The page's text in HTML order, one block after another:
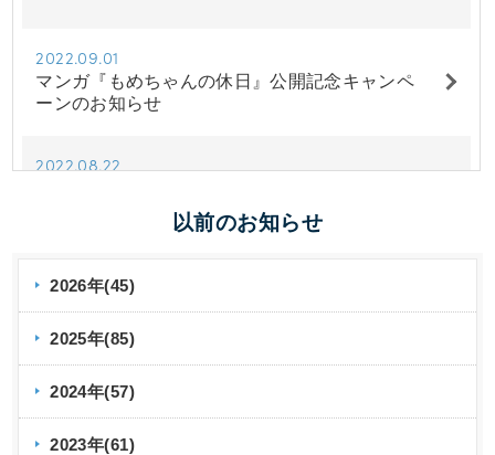
2022.09.01
マンガ『もめちゃんの休日』公開記念キャンペ
ーンのお知らせ
2022.08.22
弊社サービスを装ったフィッシングメールにご
2022.07.19
「Bizコネクト with FC」サービス紹介ページ
以前のお知らせ
2026年(45)
2025年(85)
2024年(57)
2023年(61)